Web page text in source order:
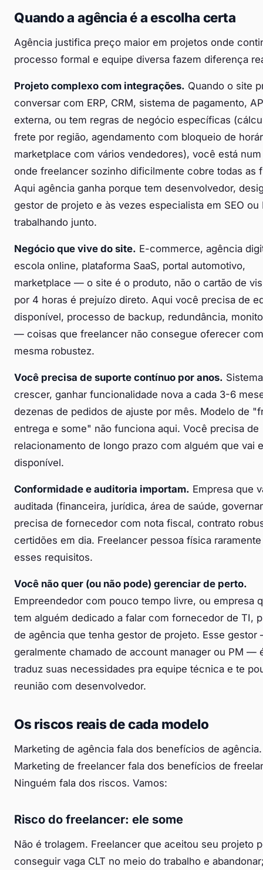
Quando a agência é a escolha certa
Agência justifica preço maior em projetos onde
processo formal e equipe diversa fazem diferença
Projeto complexo com integrações. Quando o site
conversar com ERP, CRM, sistema de pagamento,
externa, ou tem regras de negócio específicas
frete por região, agendamento com bloqueio de
marketplace com vários vendedores), você está
onde freelancer sozinho dificilmente cobre todas as
Aqui agência ganha porque tem desenvolvedor,
gestor de projeto e às vezes especialista em SEO ou
trabalhando junto.
Negócio que vive do site. E-commerce, agência
escola online, plataforma SaaS, portal automotivo,
marketplace — o site é o produto, não o cartão de
por 4 horas é prejuízo direto. Aqui você precisa de
disponível, processo de backup, redundância,
— coisas que freelancer não consegue oferecer
mesma robustez.
Você precisa de suporte contínuo por anos.
crescer, ganhar funcionalidade nova a cada 3-6
dezenas de pedidos de ajuste por mês. Modelo de
entrega e some" não funciona aqui. Você precisa de
relacionamento de longo prazo com alguém que vai
disponível.
Conformidade e auditoria importam. Empresa que
auditada (financeira, jurídica, área de saúde,
precisa de fornecedor com nota fiscal, contrato
certidões em dia. Freelancer pessoa física
esses requisitos.
Você não quer (ou não pode) gerenciar de perto.
Empreendedor com pouco tempo livre, ou empresa
tem alguém dedicado a falar com fornecedor de TI,
de agência que tenha gestor de projeto. Esse
geralmente chamado de account manager ou PM —
traduz suas necessidades pra equipe técnica e te
reunião com desenvolvedor.
Os riscos reais de cada modelo
Marketing de agência fala dos benefícios de agência.
Marketing de freelancer fala dos benefícios de
Ninguém fala dos riscos. Vamos:
Risco do freelancer: ele some
Não é trolagem. Freelancer que aceitou seu projeto
conseguir vaga CLT no meio do trabalho e
Online agora